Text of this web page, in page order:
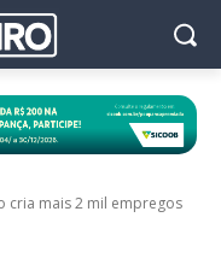
cria mais 2 mil empregos